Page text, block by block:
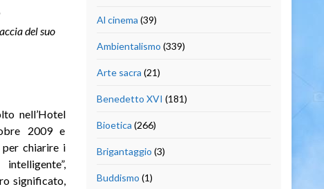
del suo
nell’Hotel
2009 e
per chiarire i
significato,
Al cinema (39)
Ambientalismo (339)
Arte sacra (21)
Benedetto XVI (181)
Bioetica (266)
Brigantaggio (3)
Buddismo (1)